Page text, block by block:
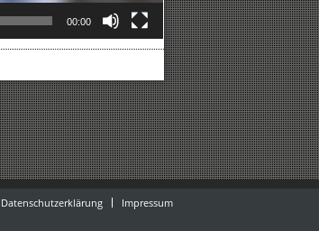
00:00
Datenschutzerklärung Impressum